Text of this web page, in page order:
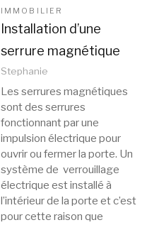
IMMOBILIER
Installation d’une
serrure magnétique
Stephanie
Les serrures magnétiques
sont des serrures
fonctionnant par une
impulsion électrique pour
ouvrir ou fermer la porte. Un
système de verrouillage
électrique est installé à
l’intérieur de la porte et c’est
pour cette raison que